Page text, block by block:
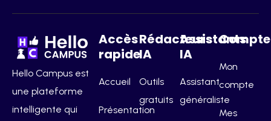
Hello Campus est
une plateforme
intelligente qui
Accès
rapide
Accueil
Présentation
Rédacteurs
IA
Outils
gratuits
Assistants
IA
Assistant
généraliste
Compte
Mon
compte
Mes